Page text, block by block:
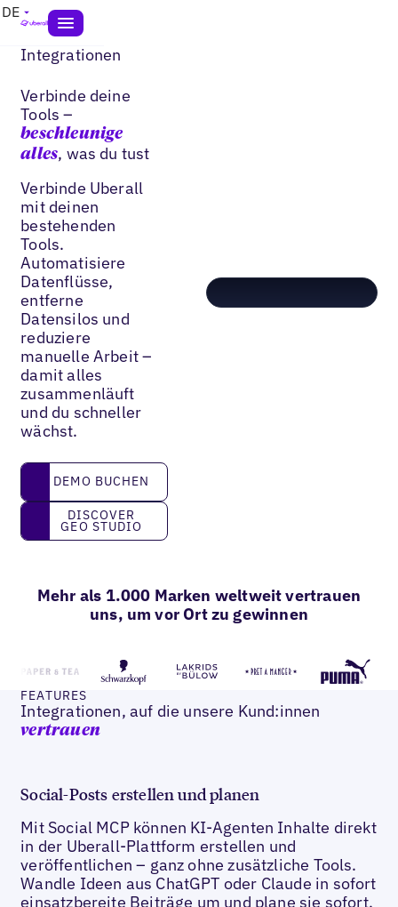
DE
Integrationen
Verbinde deine
Tools –
beschleunige
alles, was du tust
Verbinde Uberall
mit deinen
bestehenden
Tools.
Automatisiere
Datenflüsse,
entferne
Datensilos und
reduziere
manuelle Arbeit –
damit alles
zusammenläuft
und du schneller
wächst.
DEMO BUCHEN
DEMO BUCHEN
Discover GEO Studio
DISCOVER
GEO STUDIO
Mehr als 1.000 Marken weltweit vertrauen
uns, um vor Ort zu gewinnen
FEATURES
Integrationen, auf die unsere Kund:innen
vertrauen
Social-Posts erstellen und planen
Mit Social MCP können KI-Agenten Inhalte direkt
in der Uberall-Plattform erstellen und
veröffentlichen – ganz ohne zusätzliche Tools.
Wandle Ideen aus ChatGPT oder Claude in sofort
einsatzbereite Beiträge um und plane sie sofort.